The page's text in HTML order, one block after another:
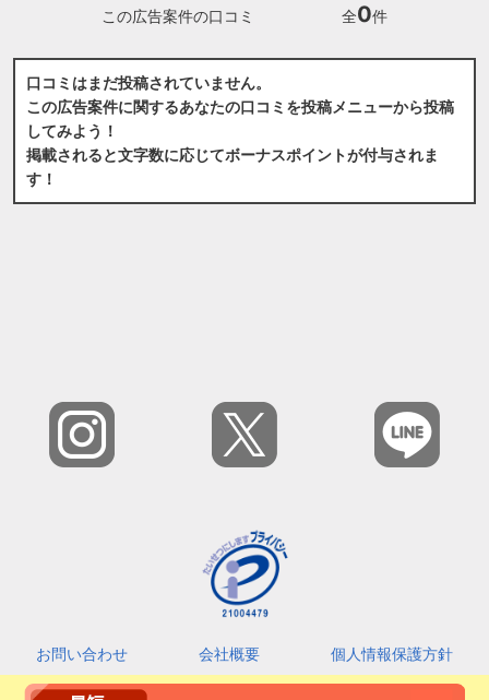
この広告案件の口コミ 全0件
口コミはまだ投稿されていません。
この広告案件に関するあなたの口コミを投稿メニューから投稿
してみよう！
掲載されると文字数に応じてボーナスポイントが付与されま
す！
お問い合わせ 会社概要
個人情報保護方針
カスタマーハラスメントに対する基本指針
利用規約